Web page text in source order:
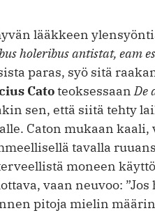
lääkkeen
holeribus antistat, eam
paras, syö sitä
CatoteoksessaanDe
sen, että siitä tehty
Caton mukaan
tavalla
moneen
vaan neuvoo:
pitoja mielin